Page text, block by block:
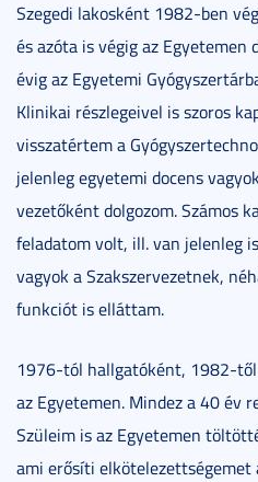
Szegedi lakosként 1982-ben
és azóta is végig az Egyetemen
évig az Egyetemi
Klinikai részlegeivel is szoros
visszatértem a
jelenleg egyetemi docens
vezetőként dolgozom. Számos
feladatom volt, ill. van jelenleg
vagyok a Szakszervezetnek,
funkciót is elláttam.
1976-tól hallgatóként, 1982-től
az Egyetemen. Mindez a 40 év
Szüleim is az Egyetemen
ami erősíti elkötelezettségemet